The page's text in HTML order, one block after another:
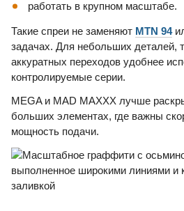
работать в крупном масштабе.
Такие спреи не заменяют MTN 94
задачах. Для небольших деталей,
аккуратных переходов удобнее
контролируемые серии.
MEGA и MAD MAXXX лучше
больших элементах, где важны
мощность подачи.